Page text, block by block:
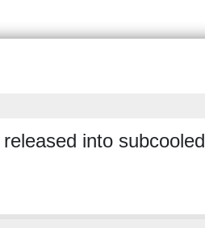
into subcooled